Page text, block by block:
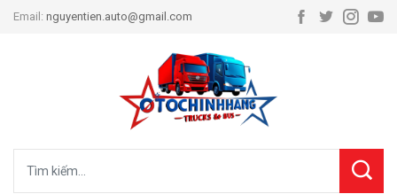
Email: nguyentien.auto@gmail.com